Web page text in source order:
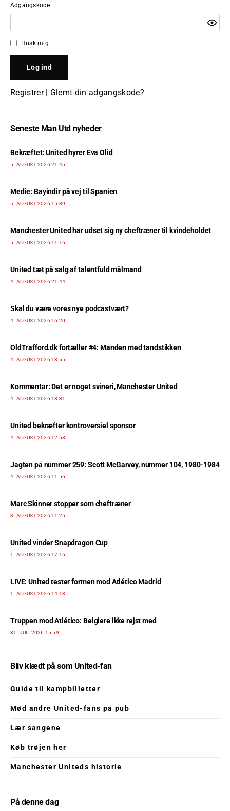
Adgangskode
Husk mig
Registrer| Glemt din adgangskode?
Seneste Man Utd nyheder
Bekræftet: United hyrer Eva Olid
5. AUGUST 2026 21:45
Medie: Bayindir på vej til Spanien
5. AUGUST 2026 15:39
Manchester United har udset sig ny cheftræner til kvindeholdet
5. AUGUST 2026 11:16
United tæt på salg af talentfuld målmand
4. AUGUST 2026 21:44
Skal du være vores nye podcastvært?
4. AUGUST 2026 16:20
OldTrafford.dk fortæller #4: Manden med tandstikken
4. AUGUST 2026 13:55
Kommentar: Det er noget svineri, Manchester United
4. AUGUST 2026 13:31
United bekræfter kontroversiel sponsor
4. AUGUST 2026 12:58
Jagten på nummer 259: Scott McGarvey, nummer 104, 1980-1984
4. AUGUST 2026 11:56
Marc Skinner stopper som cheftræner
3. AUGUST 2026 11:25
United vinder Snapdragon Cup
1. AUGUST 2026 17:16
LIVE: United tester formen mod Atlético Madrid
1. AUGUST 2026 14:13
Truppen mod Atlético: Belgiere ikke rejst med
31. JULI 2026 15:59
Bliv klædt på som United-fan
Guide til kampbilletter
Mød andre United-fans på pub
Lær sangene
Køb trøjen her
Manchester Uniteds historie
På denne dag